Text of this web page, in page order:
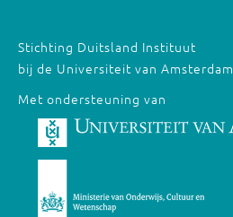
Stichting Duitsland Instituut
bij de Universiteit van Amsterdam
Met ondersteuning van